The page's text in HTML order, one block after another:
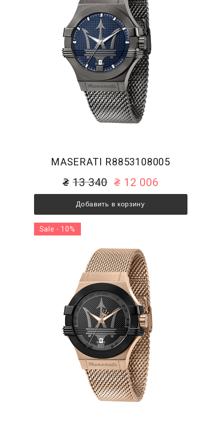
MASERATI R8853108005
13 340 12 006
Добавить в корзину
Sale - 10%